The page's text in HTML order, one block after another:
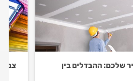
שלכם: ההבדלים בין